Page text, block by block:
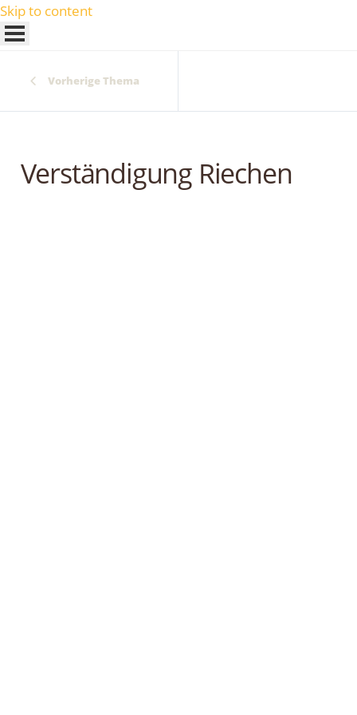
Skip to content
Vorherige Thema
Verständigung Riechen